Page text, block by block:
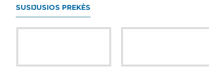
SUSIJUSIOS PREKĖS